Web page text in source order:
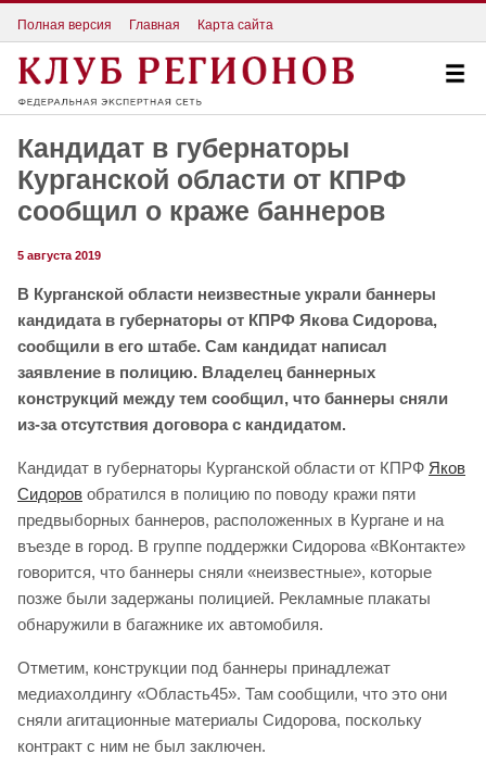
Полная версия Главная Карта сайта
Кандидат в губернаторы
Курганской области от КПРФ
сообщил о краже баннеров
5 августа 2019
В Курганской области неизвестные украли баннеры
кандидата в губернаторы от КПРФ Якова Сидорова,
сообщили в его штабе. Сам кандидат написал
заявление в полицию. Владелец баннерных
конструкций между тем сообщил, что баннеры сняли
из-за отсутствия договора с кандидатом.
Кандидат в губернаторы Курганской области от КПРФ Яков
Сидоров обратился в полицию по поводу кражи пяти
предвыборных баннеров, расположенных в Кургане и на
въезде в город. В группе поддержки Сидорова «ВКонтакте»
говорится, что баннеры сняли «неизвестные», которые
позже были задержаны полицией. Рекламные плакаты
обнаружили в багажнике их автомобиля.
Отметим, конструкции под баннеры принадлежат
медиахолдингу «Область45». Там сообщили, что это они
сняли агитационные материалы Сидорова, поскольку
контракт с ним не был заключен.